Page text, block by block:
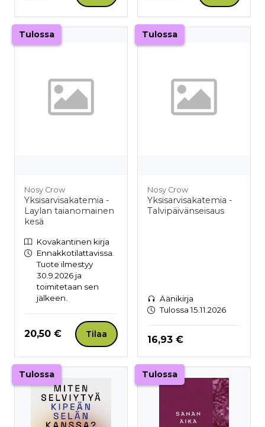
Tulossa
Nosy Crow
Yksisarvisakatemia -
Laylan taianomainen
kesä
Kovakantinen kirja
Ennakkotilattavissa.
Tuote ilmestyy
30.9.2026 ja
toimitetaan sen
jälkeen.
Hinta nyt
20,50 € Tilaa
Tulossa
Nosy Crow
Yksisarvisakatemia -
Talvipäivänseisaus
Äänikirja
Tulossa 15.11.2026
Hinta nyt
16,93 €
Tulossa Tulossa